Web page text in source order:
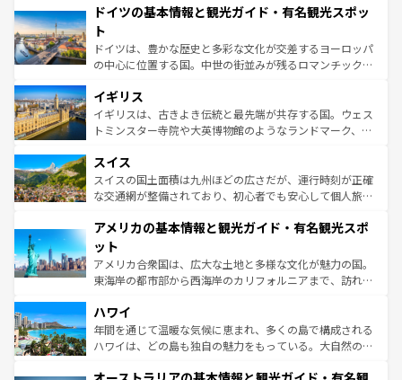
せる。地方によって風土や気候が異なるスペインはその個
ンテンツ一覧 を参照してほしい。
で、幅広い魅力が詰まっている。華麗な宮殿、歴史的な大
聖堂、美しいビーチ、そして豊かな自然が、訪れる者を心
から魅了する。また、フランスは美食の国としても知ら
れ、フランス料理はユネスコ無形文化遺産にも登録されて
香り高いラベンダー畑など、多彩な楽しみ方が可能だ。さ
らに、パリ以外の地域にも魅力が溢れており、どの街角に
も豊かな歴史と文化が息づいている。パリ以外の個性あふ
を参照してほしい。
ドイツの基本情報と観光ガイド・有名観光スポッ
ト
ドイツは、豊かな歴史と多彩な文化が交差するヨーロッパ
の中心に位置する国。中世の街並みが残るロマンチック街
顔を持つこの国は、どこを歩いても飽きることがない。ベ
ルリンの文化的活気、バイエルン州のアルプスの絶景、そ
してライン川沿いのワイン畑といった風景は必見。ビール
は、お酒好きな人にはぜひ体験してほしい。 なお、新着の
ドイツ情報はコンテンツ一覧を参照してほしい。
イギリス
イギリスは、古きよき伝統と最先端が共存する国。ウェス
トミンスター寺院や大英博物館のようなランドマーク、歴
リアごとに異なる魅力がある。また、優雅なアフタヌーン
ティー、ビール好きにはたまらない英国パブ、サッカー観
戦など、本場だからこそできる体験も豊富。イギリスを旅
ンツ一覧を参照してほしい。
スイス
スイスの国土面積は九州ほどの広さだが、運行時刻が正確
な交通網が整備されており、初心者でも安心して個人旅行
の建物がそのまま残る町や、スイスならではのユニークな
博物館もあり、アルプス観光だけでなく町歩きも満喫する
ことができる。国民の所得が高いため物価も高いが、旅行
者向けの交通パス提供のサービスもあり、うまく活用すれ
着のスイス情報は
アメリカの基本情報と観光ガイド・有名観光スポ
ット
アメリカ合衆国は、広大な土地と多様な文化が魅力の国。
東海岸の都市部から西海岸のカリフォルニアまで、訪れる
のような巨大都市は、観光、ショッピング、エンターテイ
ンメントが詰まった刺激的なスポットだ。一方、アメリカ
西部には大自然が広がり、グランドキャニオンやイエロー
部のニューオーリンズでは、音楽と美食が融合した独特の
ハワイ
年間を通じて温暖な気候に恵まれ、多くの島で構成される
ハワイは、どの島も独自の魅力をもっている。大自然の神